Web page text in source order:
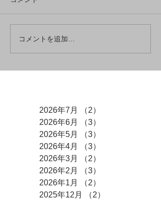
2026年7月 （2）
2026年6月
（3）
2026年5月
（3）
2026年4月
（3）
2026年3月
（2）
2026年2月
（3）
2026年1月
（2）
2025年12月
（2）
コメントを追加…